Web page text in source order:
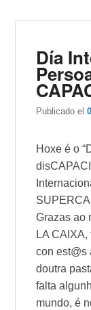
Día
Publicado el
Hoxe é o
Grazas ao
LA
con est@s
doutra
falta
mundo, é